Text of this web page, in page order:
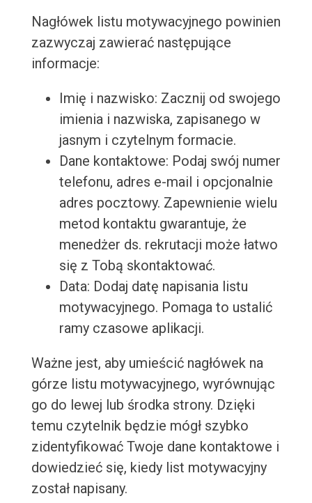
Nagłówek listu motywacyjnego powinien
zazwyczaj zawierać następujące
informacje:
Imię i nazwisko: Zacznij od swojego
imienia i nazwiska, zapisanego w
jasnym i czytelnym formacie.
Dane kontaktowe: Podaj swój numer
telefonu, adres e-mail i opcjonalnie
adres pocztowy. Zapewnienie wielu
metod kontaktu gwarantuje, że
menedżer ds. rekrutacji może łatwo
się z Tobą skontaktować.
Data: Dodaj datę napisania listu
motywacyjnego. Pomaga to ustalić
ramy czasowe aplikacji.
Ważne jest, aby umieścić nagłówek na
górze listu motywacyjnego, wyrównując
go do lewej lub środka strony. Dzięki
temu czytelnik będzie mógł szybko
zidentyfikować Twoje dane kontaktowe i
dowiedzieć się, kiedy list motywacyjny
został napisany.